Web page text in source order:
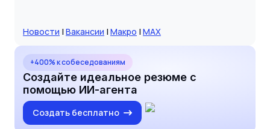
Новости | Вакансии | Макро | MAX
+400% к собеседованиям
Создайте идеальное резюме с
помощью ИИ-агента
Создать бесплатно